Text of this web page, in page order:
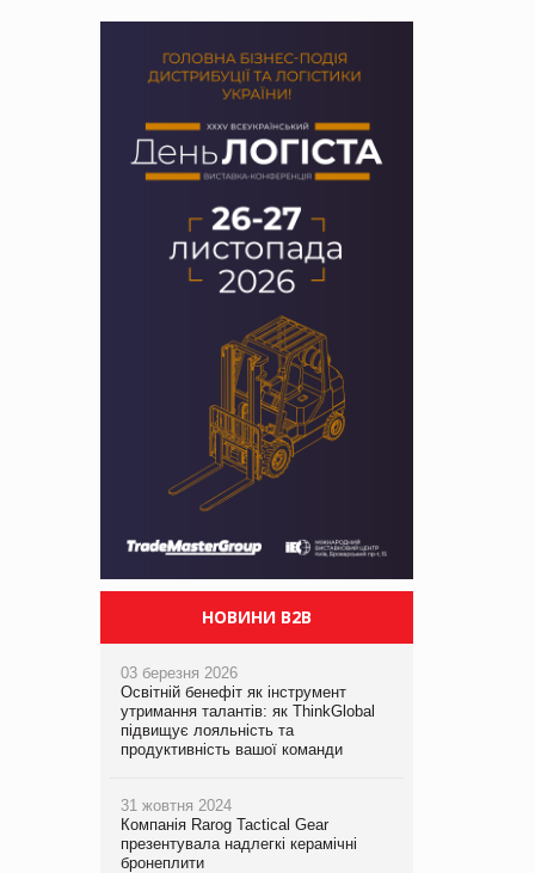
НОВИНИ B2B
03 березня 2026
Освітній бенефіт як інструмент
утримання талантів: як ThinkGlobal
підвищує лояльність та
продуктивність вашої команди
31 жовтня 2024
Компанія Rarog Tactical Gear
презентувала надлегкі керамічні
бронеплити